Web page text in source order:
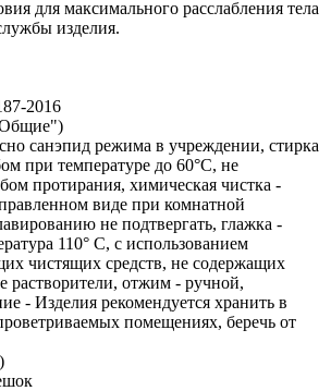
для максимального расслабления тела
изделия.
2016
санэпид режима в учреждении, стирка
при температуре до 60°С, не
протирания, химическая чистка -
виде при комнатной
не подтвергать, глажка -
110° С, с использованием
чистящих средств, не содержащих
растворители, отжим - ручной,
- Изделия рекомендуется хранить в
помещениях, беречь от